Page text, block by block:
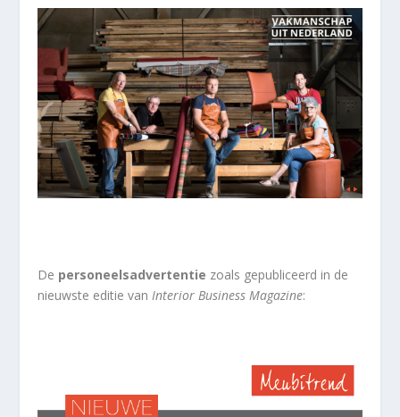
De personeelsadvertentie zoals gepubliceerd in de
nieuwste editie van Interior Business Magazine: